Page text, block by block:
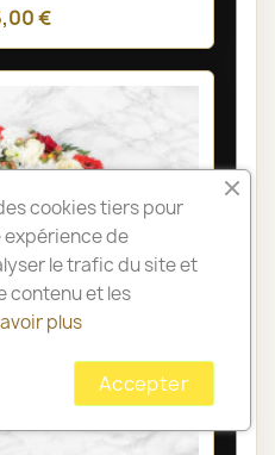
€
cookies tiers pour
de
le trafic du site et
contenu et les
plus
Accepter